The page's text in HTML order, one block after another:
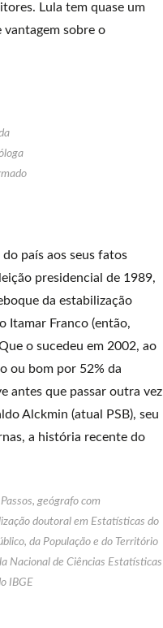
Lula tem quase um
vantagem sobre o
país aos seus fatos
presidencial de 1989,
da estabilização
Itamar Franco (então,
o sucedeu em 2002, ao
ou bom por 52% da
antes que passar outra vez
Alckmin (atual PSB), seu
a história recente do
geógrafo com
doutoral em Estatísticas do
da População e do Território
Nacional de Ciências Estatísticas
IBGE